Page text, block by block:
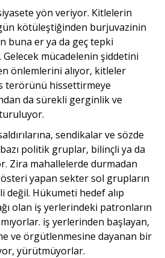
yön veriyor. Kitlelerin
kötüleş­tiğinden burjuvazinin
buna er ya da geç tepki
mücadelenin şiddetini
önlemle­rini alıyor, kitleler
terörünü hissettirmeye
da sürekli gerginlik ve
sendikalar ve sözde
politik gruplar, bilinçli ya da
Zira mahallelerde durmadan
yapan sekter sol grupların
değil. Hükumeti hedef alıp
olan iş yerlerindeki patronların
iş yerlerinden başlayan,
ve örgütlenmesine dayanan bir
yürütmüyorlar.